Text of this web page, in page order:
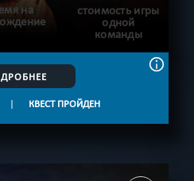
на
стоимость игры
одной
команды
| КВЕСТ ПРОЙДЕН